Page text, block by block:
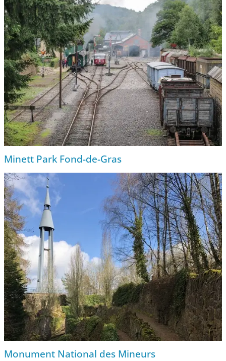
Minett Park Fond-de-Gras
Monument National des Mineurs